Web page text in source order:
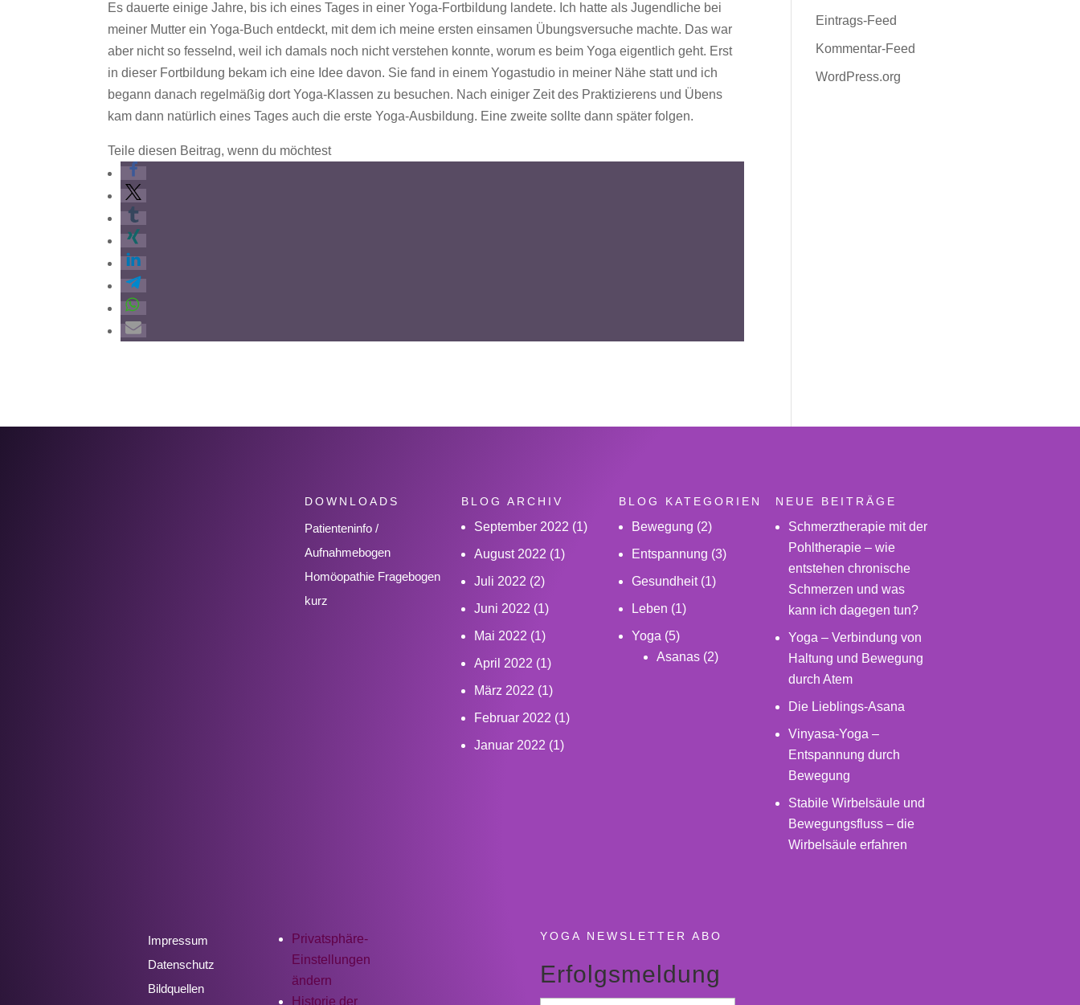
Es dauerte einige Jahre, bis ich eines Tages in einer Yoga-Fortbildung landete. Ich hatte als Jugendliche bei
meiner Mutter ein Yoga-Buch entdeckt, mit dem ich meine ersten einsamen Übungsversuche machte. Das war
aber nicht so fesselnd, weil ich damals noch nicht verstehen konnte, worum es beim Yoga eigentlich geht. Erst
in dieser Fortbildung bekam ich eine Idee davon. Sie fand in einem Yogastudio in meiner Nähe statt und ich
begann danach regelmäßig dort Yoga-Klassen zu besuchen. Nach einiger Zeit des Praktizierens und Übens
kam dann natürlich eines Tages auch die erste Yoga-Ausbildung. Eine zweite sollte dann später folgen.
Teile diesen Beitrag, wenn du möchtest
Eintrags-Feed
Kommentar-Feed
WordPress.org
DOWNLOADS
Patienteninfo /
Aufnahmebogen
Homöopathie Fragebogen
kurz
BLOG ARCHIV
September 2022 (1)
August 2022 (1)
Juli 2022 (2)
Juni 2022 (1)
Mai 2022 (1)
April 2022 (1)
März 2022 (1)
Februar 2022 (1)
Januar 2022 (1)
BLOG KATEGORIEN
Bewegung (2)
Entspannung (3)
Gesundheit(1)
Leben (1)
Yoga (5)
Asanas(2)
NEUE BEITRÄGE
Schmerztherapie mit der
Pohltherapie – wie
entstehen chronische
Schmerzen und was
kann ich dagegen tun?
Yoga – Verbindung von
Haltung und Bewegung
durch Atem
Die Lieblings-Asana
Vinyasa-Yoga –
Entspannung durch
Bewegung
Stabile Wirbelsäule und
Bewegungsfluss – die
Wirbelsäule erfahren
Impressum
Datenschutz
Bildquellen
Privatsphäre-
Einstellungen
ändern
Historie der
YOGA NEWSLETTER ABO
Erfolgsmeldung